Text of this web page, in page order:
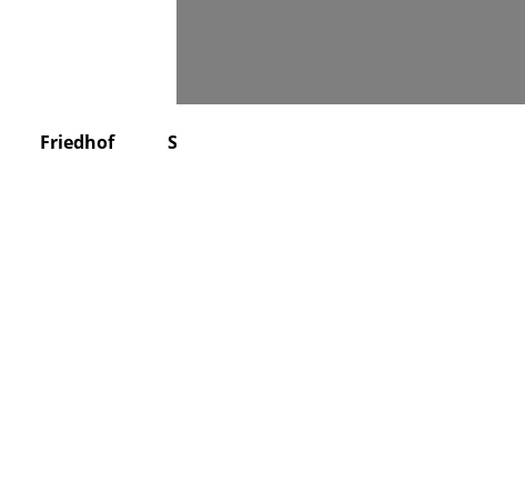
Friedhof Stiftung